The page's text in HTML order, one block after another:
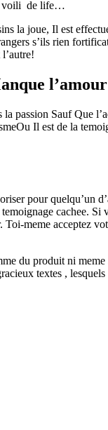
voili de life…
la joue, Il est
s’ils rien
l’amour
passion Sauf Que
Il est de la
pour quelqu’un
cachee. Si
meme acceptez
du produit ni
textes ,